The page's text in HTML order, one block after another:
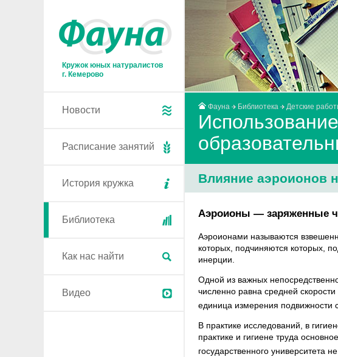
Кружок юных натуралистов
г. Кемерово
Новости
Расписание занятий
История кружка
Библиотека
Как нас найти
Видео
Фауна Библиотека Детские
Влияние аэроионов
Аэроионы — заряженные
Аэроионами называются
которых, подчиняются которых,
инерции.
Одной из важных
численно равна средней
единица измерения подвижности
В практике исследований, в
практике и гигиене труда
государственного университета